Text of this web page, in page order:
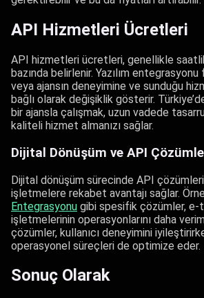
API Hizmetleri Ücretleri
API hizmetleri ücretleri, genellikle
bazında belirlenir. Yazılım
veya ajansın deneyimine ve sunduğu
bağlı olarak değişiklik gösterir.
bir ajansla çalışmak, uzun vadede
kaliteli hizmet almanızı sağlar.
Dijital Dönüşüm ve API
Dijital dönüşüm sürecinde API
işletmelere rekabet avantajı sağlar.
Entegrasyonu gibi spesifik çözümler,
işletmelerinin operasyonlarını daha
çözümler, kullanıcı deneyimini
operasyonel süreçleri de optimize eder.
Sonuç Olarak